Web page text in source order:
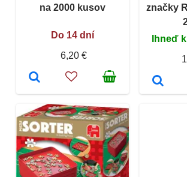
na 2000 kusov
Do 14 dní
6,20 €
značky
Ihneď